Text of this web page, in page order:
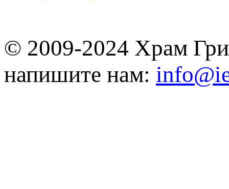
© 2009-2024 Храм
напишите нам: